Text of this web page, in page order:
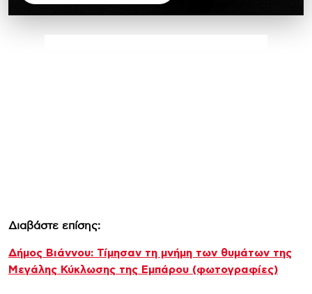
Διαβάστε επίσης:
Δήμος Βιάννου: Τίμησαν τη μνήμη των θυμάτων της
Μεγάλης Κύκλωσης της Εμπάρου (φωτογραφίες)